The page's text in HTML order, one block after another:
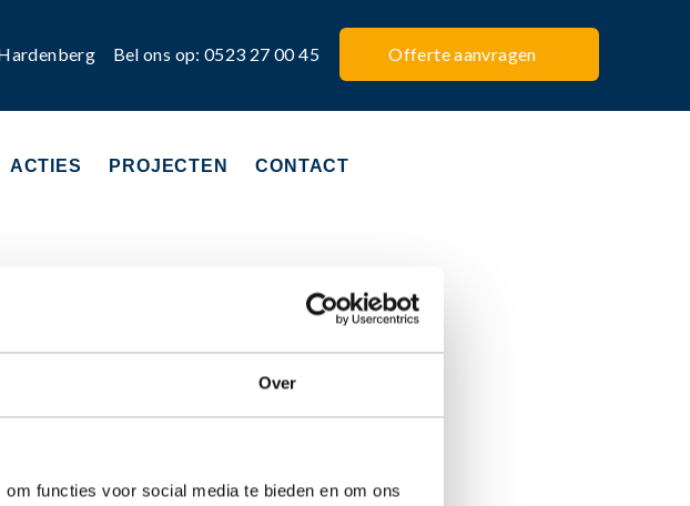
Over
functies voor social media te bieden en om ons
Bel ons op: 0523 27 00 45 Offerte aanvragen
ACTIES PROJECTEN CONTACT